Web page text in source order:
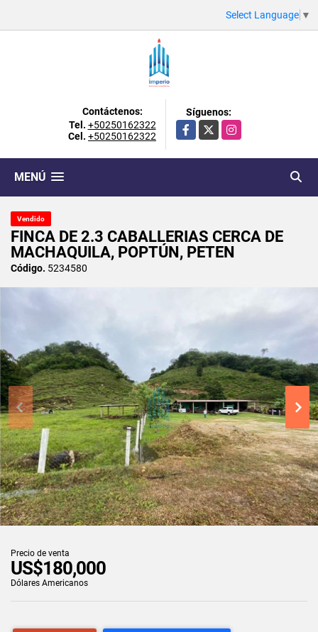
Select Language ▼
Contáctenos:
Tel. +50250162322
Cel. +50250162322
Síguenos:
Facebook
X Instagram
MENÚ
Vendido
FINCA DE 2.3 CABALLERIAS CERCA DE
MACHAQUILA, POPTÚN, PETEN
Código. 5234580
Precio de venta
US$180,000
Dólares Americanos